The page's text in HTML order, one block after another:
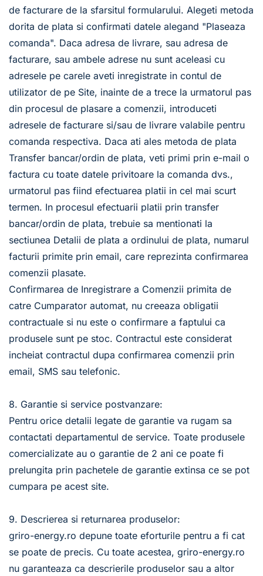
de facturare de la sfarsitul formularului. Alegeti metoda
dorita de plata si confirmati datele alegand "Plaseaza
comanda". Daca adresa de livrare, sau adresa de
facturare, sau ambele adrese nu sunt aceleasi cu
adresele pe carele aveti inregistrate in contul de
utilizator de pe Site, inainte de a trece la urmatorul pas
din procesul de plasare a comenzii, introduceti
adresele de facturare si/sau de livrare valabile pentru
comanda respectiva. Daca ati ales metoda de plata
Transfer bancar/ordin de plata, veti primi prin e-mail o
factura cu toate datele privitoare la comanda dvs.,
urmatorul pas fiind efectuarea platii in cel mai scurt
termen. In procesul efectuarii platii prin transfer
bancar/ordin de plata, trebuie sa mentionati la
sectiunea Detalii de plata a ordinului de plata, numarul
facturii primite prin email, care reprezinta confirmarea
comenzii plasate.
Confirmarea de Inregistrare a Comenzii primita de
catre Cumparator automat, nu creeaza obligatii
contractuale si nu este o confirmare a faptului ca
produsele sunt pe stoc. Contractul este considerat
incheiat contractul dupa confirmarea comenzii prin
email, SMS sau telefonic.
8. Garantie si service postvanzare:
Pentru orice detalii legate de garantie va rugam sa
contactati departamentul de service. Toate produsele
comercializate au o garantie de 2 ani ce poate fi
prelungita prin pachetele de garantie extinsa ce se pot
cumpara pe acest site.
9. Descrierea si returnarea produselor:
griro-energy.ro depune toate eforturile pentru a fi cat
se poate de precis. Cu toate acestea, griro-energy.ro
nu garanteaza ca descrierile produselor sau a altor